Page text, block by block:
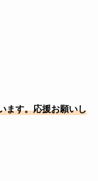
ます。応援お願いし